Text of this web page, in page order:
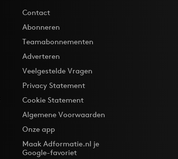
Contact
Abonneren
Teamabonnementen
Adverteren
Veelgestelde Vragen
Privacy Statement
Cookie Statement
Algemene Voorwaarden
Onze app
Maak Adformatie.nl je
Google-favoriet